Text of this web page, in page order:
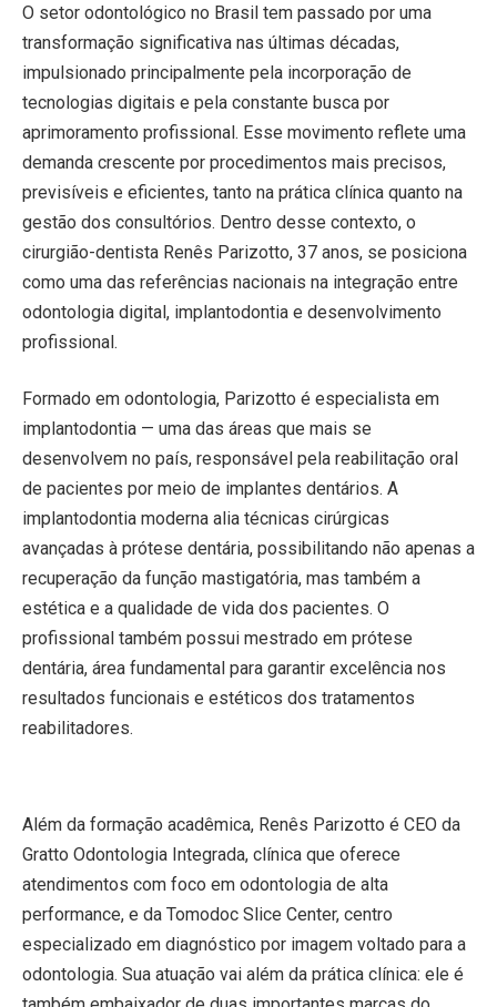
O setor odontológico no Brasil tem passado por uma
transformação significativa nas últimas décadas,
impulsionado principalmente pela incorporação de
tecnologias digitais e pela constante busca por
aprimoramento profissional. Esse movimento reflete uma
demanda crescente por procedimentos mais precisos,
previsíveis e eficientes, tanto na prática clínica quanto na
gestão dos consultórios. Dentro desse contexto, o
cirurgião-dentista Renês Parizotto, 37 anos, se posiciona
como uma das referências nacionais na integração entre
odontologia digital, implantodontia e desenvolvimento
profissional.
Formado em odontologia, Parizotto é especialista em
implantodontia — uma das áreas que mais se
desenvolvem no país, responsável pela reabilitação oral
de pacientes por meio de implantes dentários. A
implantodontia moderna alia técnicas cirúrgicas
avançadas à prótese dentária, possibilitando não apenas a
recuperação da função mastigatória, mas também a
estética e a qualidade de vida dos pacientes. O
profissional também possui mestrado em prótese
dentária, área fundamental para garantir excelência nos
resultados funcionais e estéticos dos tratamentos
reabilitadores.
Além da formação acadêmica, Renês Parizotto é CEO da
Gratto Odontologia Integrada, clínica que oferece
atendimentos com foco em odontologia de alta
performance, e da Tomodoc Slice Center, centro
especializado em diagnóstico por imagem voltado para a
odontologia. Sua atuação vai além da prática clínica: ele é